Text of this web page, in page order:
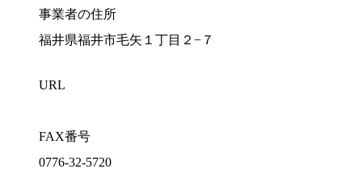
事業者の住所
福井県福井市毛矢１丁目２−７
URL
FAX番号
0776-32-5720